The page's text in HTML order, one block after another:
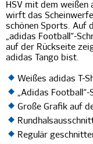
HSV mit dem weißen
wirft das
schönen Sports. Auf
„adidas Football“-
auf der Rückseite
adidas Tango bist.
Weißes adidas T-
„Adidas
Große Grafik auf
Regulär